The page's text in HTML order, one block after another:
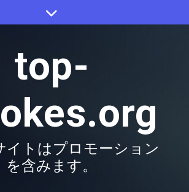
top-
イトはプロモーション
を含みます。